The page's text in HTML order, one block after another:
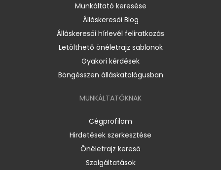
Munkáltató keresése
Álláskeresői Blog
Álláskeresői hírlevél feliratkozás
Letölthető önéletrajz sablonok
Gyakori kérdések
Böngésszen álláskatalógusban
MUNKÁLTATÓKNAK
Cégprofilom
Hirdetések szerkesztése
Önéletrajz kereső
Szolgáltatások